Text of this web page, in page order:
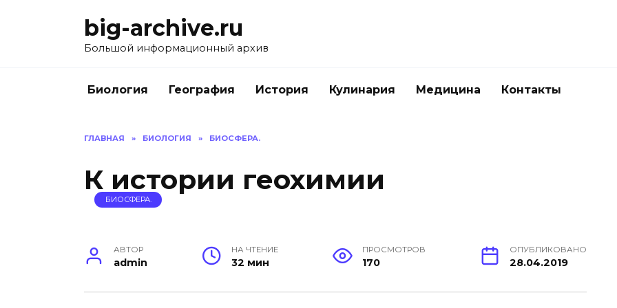
big-archive.ru
Большой информационный архив
Биология География История Кулинария Медицина Контакты
ГЛАВНАЯ » БИОЛОГИЯ » БИОСФЕРА.
К истории геохимии
БИОСФЕРА.
АВТОР
admin
НА ЧТЕНИЕ
32 мин
ПРОСМОТРОВ
170
ОПУБЛИКОВАНО
28.04.2019